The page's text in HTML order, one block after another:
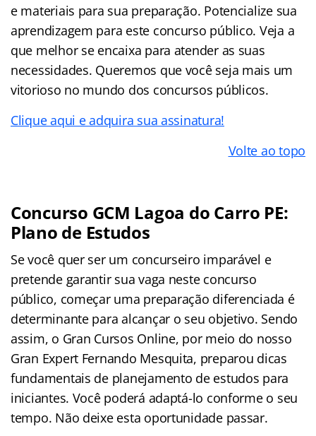
e materiais para sua preparação. Potencialize sua
aprendizagem para este concurso público. Veja a
que melhor se encaixa para atender as suas
necessidades. Queremos que você seja mais um
vitorioso no mundo dos concursos públicos.
Clique aqui e adquira sua assinatura!
Volte ao topo
Concurso GCM Lagoa do Carro PE:
Plano de Estudos
Se você quer ser um concurseiro imparável e
pretende garantir sua vaga neste concurso
público, começar uma preparação diferenciada é
determinante para alcançar o seu objetivo. Sendo
assim, o Gran Cursos Online, por meio do nosso
Gran Expert Fernando Mesquita, preparou dicas
fundamentais de planejamento de estudos para
iniciantes. Você poderá adaptá-lo conforme o seu
tempo. Não deixe esta oportunidade passar.